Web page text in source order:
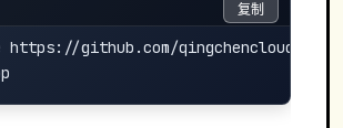
github.com/qingchencloud/
复制
复制